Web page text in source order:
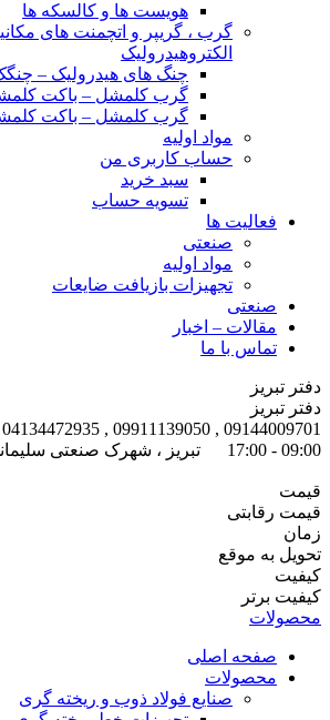
هویست ها و کالسکه ها
گرب ، گریپر و اتچمنت های
الکتروهیدرولیک
چنگ های هیدرولیک –
گرب کلمشل – باکت
گرب کلمشل – باکت
مواد اولیه
حساب کاربری من
سبد خرید
تسویه حساب
فعالیت ها
صنعتی
مواد اولیه
تجهیزات بازیافت ضایعات
صنعتی
مقالات – اخبار
تماس با ما
دفتر تبریز
دفتر تبریز
09144009701 , 09911139050 , 04134472935
09:00 - 17:00
تبریز ، شهرک صنعتی
قیمت
قیمت رقابتی
زمان
تحویل به موقع
کیفیت
کیفیت برتر
محصولات
صفحه اصلی
محصولات
صنایع فولاد ذوب و ریخته گری